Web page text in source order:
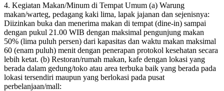
4. Kegiatan Makan/Minum di Tempat Umum (a) Warung
makan/warteg, pedagang kaki lima, lapak jajanan dan sejenisnya:
Diizinkan buka dan menerima makan di tempat (dine-in) sampai
dengan pukul 21.00 WIB dengan maksimal pengunjung makan
50% (lima puluh persen) dari kapasitas dan waktu makan maksimal
60 (enam puluh) menit dengan penerapan protokol kesehatan secara
lebih ketat. (b) Restoran/rumah makan, kafe dengan lokasi yang
berada dalam gedung/toko atau area terbuka baik yang berada pada
lokasi tersendiri maupun yang berlokasi pada pusat
perbelanjaan/mall: